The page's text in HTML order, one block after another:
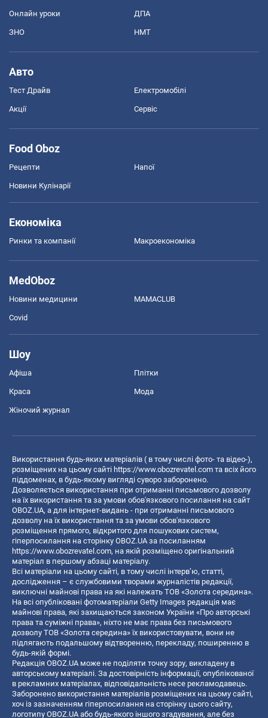
Онлайн уроки ДПА
ЗНО НМТ
Авто
Тест Драйв Електромобілі
Акції Сервіс
Food Oboz
Рецепти Напої
Новини Кулінарії
Економіка
Ринки та компанії Макроекономіка
MedOboz
Новини медицини MAMACLUB
Covid
Шоу
Афіша Плітки
Краса Мода
Жіночий журнал
Використання будь-яких матеріалів ( в тому числі фото- та відео-),
розміщених на цьому сайті https://www.obozrevatel.com та всіх його
піддоменах, в будь-якому вигляді суворо заборонено.
Дозволяється використання при отриманні письмового дозволу
на їх використання та за умови обов'язкового посилання на сайт
OBOZ.UA, а для інтернет-видань - при отриманні письмового
дозволу на їх використання та за умови обов'язкового
розміщення прямого, відкритого для пошукових систем,
гіперпосилання на сторінку OBOZ.UA за посиланням
https://www.obozrevatel.com, на якій розміщено оригінальний
матеріал в першому абзаці матеріалу.
Всі матеріали на цьому сайті, в тому числі інтерв’ю, статті,
дослідження – є службовими творами журналістів редакції,
виключні майнові права на які належать ТОВ «Золота середина».
На всі опубліковані фотоматеріали Getty Images редакція має
майнові права, які захищаються законом України «Про авторські
права та суміжні права», ніхто не має права без письмового
дозволу ТОВ «Золота середина» їх використовувати, вони не
підлягають подальшому відтворенню, перекладу, поширенню в
будь-якій формі.
Редакція OBOZ.UA може не поділяти точку зору, викладену в
авторському матеріалі. За достовірність інформації, опублікованої
в рекламних матеріалах, відповідальність несе рекламодавець.
Заборонено використання матеріалів розміщених на цьому сайті,
хоч із зазначенням гіперпосилання на сторінку цього сайту,
логотипу OBOZ.UA або будь-якого іншого згадування, але без